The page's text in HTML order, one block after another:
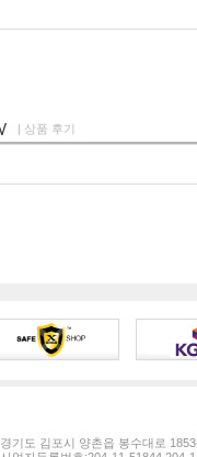
| 상품 후기
경기도 김포시 양촌읍 봉수대로